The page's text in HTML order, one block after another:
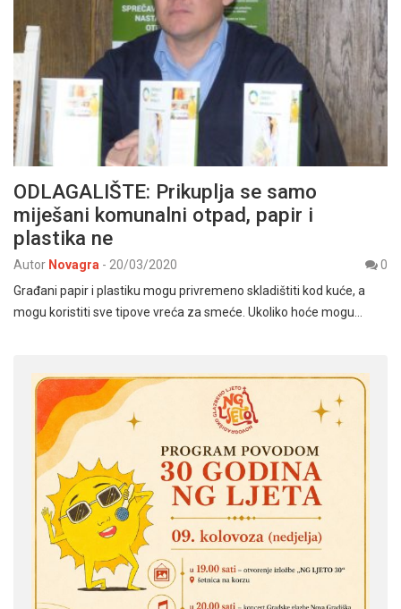
ODLAGALIŠTE: Prikuplja se samo
miješani komunalni otpad, papir i
plastika ne
Autor Novagra - 20/03/2020
0
Građani papir i plastiku mogu privremeno skladištiti kod kuće, a
mogu koristiti sve tipove vreća za smeće. Ukoliko hoće mogu…